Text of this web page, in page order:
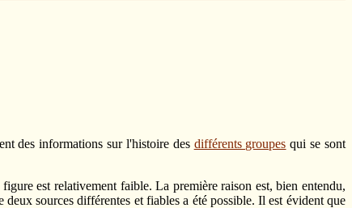
des informations sur l'histoire des différents groupes qui se sont
est relativement faible. La première raison est, bien entendu,
sources différentes et fiables a été possible. Il est évident que